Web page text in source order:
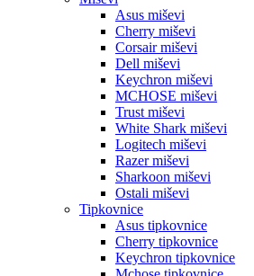
Asus miševi
Cherry miševi
Corsair miševi
Dell miševi
Keychron miševi
MCHOSE miševi
Trust miševi
White Shark miševi
Logitech miševi
Razer miševi
Sharkoon miševi
Ostali miševi
Tipkovnice
Asus tipkovnice
Cherry tipkovnice
Keychron tipkovnice